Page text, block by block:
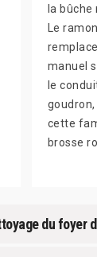
la
Le
manuel
le
cette
brosse
du foyer